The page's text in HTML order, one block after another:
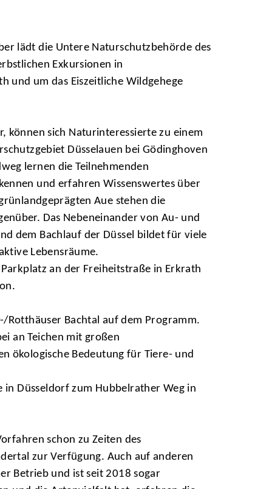
lädt die Untere Naturschutzbehörde des
Exkursionen in
und um das Eiszeitliche Wildgehege
können sich Naturinteressierte zu einem
Düsselauen bei Gödinghoven
lernen die Teilnehmenden
und erfahren Wissenswertes über
Aue stehen die
Das Nebeneinander von Au- und
dem Bachlauf der Düssel bildet für viele
Lebensräume.
an der Freiheitstraße in Erkrath
Rotthäuser Bachtal auf dem Programm.
an Teichen mit großen
ökologische Bedeutung für Tiere- und
Düsseldorf zum Hubbelrather Weg in
schon zu Zeiten des
zur Verfügung. Auch auf anderen
Betrieb und ist seit 2018 sogar